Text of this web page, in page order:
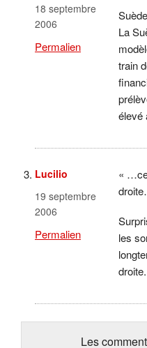
18 septembre
2006
Permalien
La
train
Lucilio
19 septembre
2006
Permalien
«
les
droite.
Les